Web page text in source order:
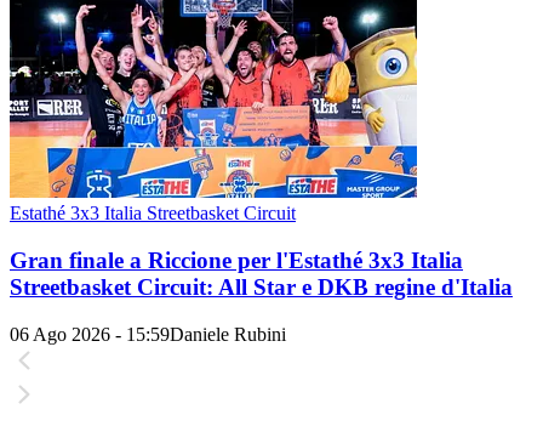
Estathé 3x3 Italia Streetbasket Circuit
Gran finale a Riccione per l'Estathé 3x3 Italia
Streetbasket Circuit: All Star e DKB regine d'Italia
06 Ago 2026 - 15:59Daniele Rubini